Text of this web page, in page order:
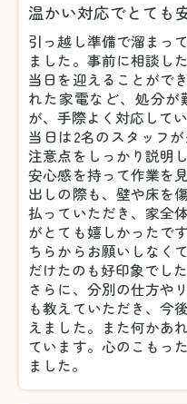
温かい対応でとても
引っ越し準備で溜まっ
ました。事前に相談し
当日を迎えることがで
れた家電など、処分
が、手際よく対応して
当日は2名のスタッフ
注意点をしっかり説明
安心感を持って作業を
出しの際も、壁や床を
払っていただき、家全
がとても嬉しかったで
ちらからお願いしなく
だけたのも好印象でした
さらに、分別の仕方や
も教えていただき、今
えました。また何かあ
ています。心のこもっ
ました。